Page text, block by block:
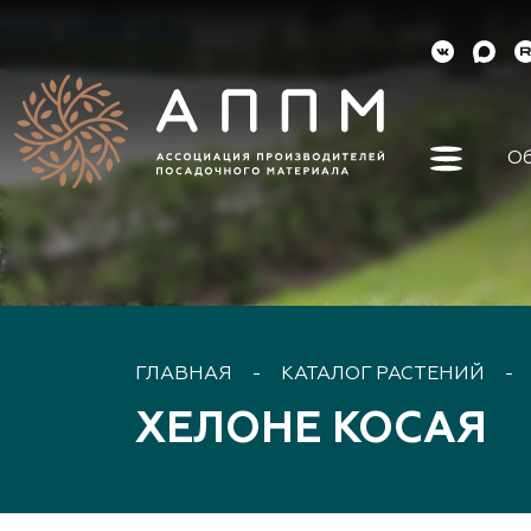
Об
Органы
Наша
ГЛАВНАЯ - КАТАЛОГ РАСТЕНИЙ -
ХЕЛОНЕ КОСАЯ